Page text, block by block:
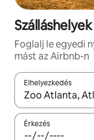
Foglalj le egyedi
mást az Airbnb-n
Elhelyezkedés
Az eredmények
Érkezés